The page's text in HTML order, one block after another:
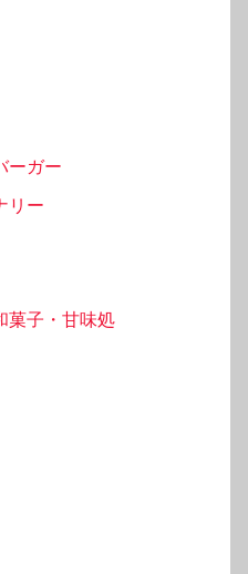
ーガー
リー
菓子・甘味処